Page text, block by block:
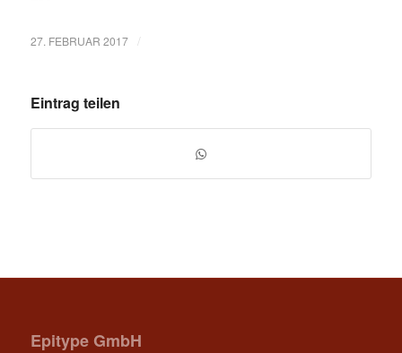
27. FEBRUAR 2017 /
Eintrag teilen
Epitype GmbH